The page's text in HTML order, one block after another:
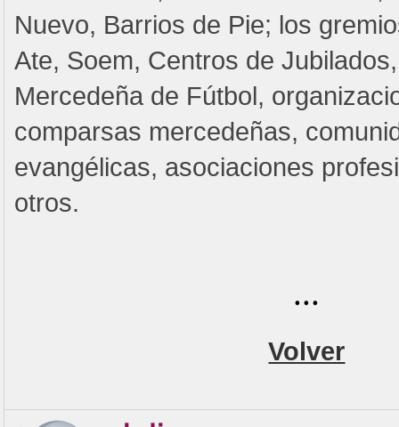
Nuevo, Barrios de Pie; los
Ate, Soem, Centros de
Mercedeña de Fútbol,
comparsas mercedeñas,
evangélicas, asociaciones
otros.
...
Volver